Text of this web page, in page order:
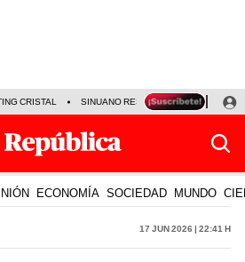
CRISTAL SINUANO RESULTADOS HOY
ECONOMÍA SOCIEDAD MUNDO
17 Jun 2026 | 22:41 h